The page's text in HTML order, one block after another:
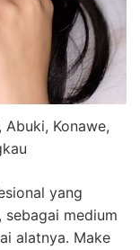
Konawe,
yang
medium
alatnya. Make